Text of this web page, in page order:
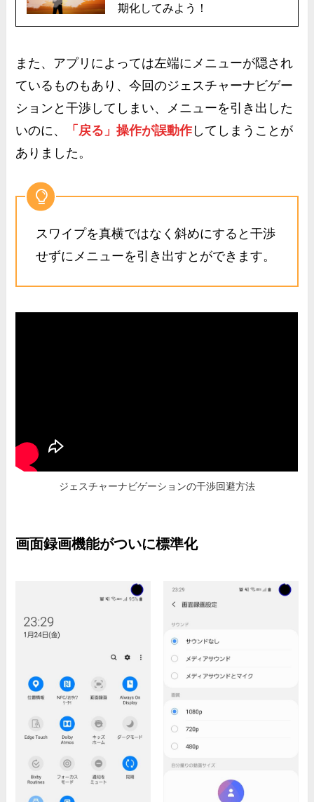
期化してみよう！
また、アプリによっては左端にメニューが隠され
ているものもあり、今回のジェスチャーナビゲー
ションと干渉してしまい、メニューを引き出した
いのに、
「戻る」操作が誤動作 してしまうことが
ありました。
スワイプを真横ではなく斜めにすると干渉
せずにメニューを引き出すとができます。
ジェスチャーナビゲーションの干渉回避方法
画面録画機能がついに標準化